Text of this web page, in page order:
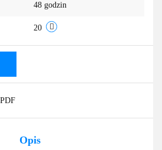
48 godzin
20
Opis